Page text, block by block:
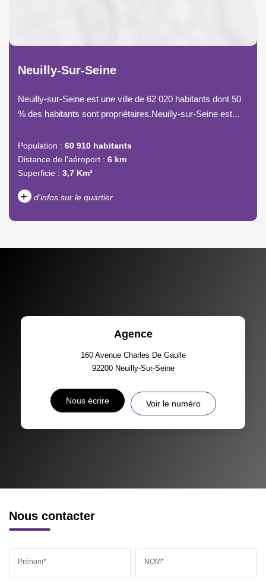
Neuilly-Sur-Seine
Neuilly-sur-Seine est une ville de 62 020 habitants dont 50
% des habitants sont propriétaires.Neuilly-sur-Seine est...
Population : 60 910 habitants
Distance de l'aéroport : 6 km
Superficie : 3,7 Km²
+ d'infos sur le quartier
PART DES MÉNAGES SANS
VOITURE
RÉSULTATS DES LYCÉES ECOLES ET CRÈCHES
Agence
160 Avenue Charles De Gaulle
92200 Neuilly-Sur-Seine
Nous écrire Voir le numéro
Nous contacter
Prénom* NOM*